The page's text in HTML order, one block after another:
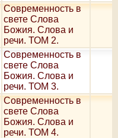
Современность в
свете Слова
Божия. Слова и
речи. ТОМ 2.
Современность в
свете Слова
Божия. Слова и
речи. ТОМ 3.
Современность в
свете Слова
Божия. Слова и
речи. ТОМ 4.